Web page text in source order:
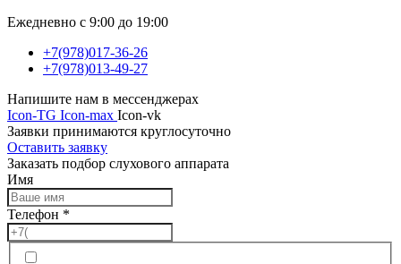
Ежедневно с 9:00 до 19:00
+7(978)017-36-26
+7(978)013-49-27
Напишите нам в мессенджерах
Icon-TG Icon-max Icon-vk
Заявки принимаются круглосуточно
Оставить заявку
Заказать подбор слухового аппарата
Имя
Телефон *